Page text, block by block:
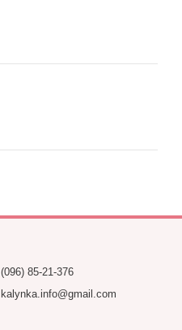
(096) 85-21-376
kalynka.info@gmail.com